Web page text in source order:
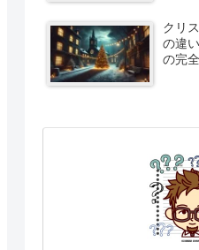
クリ
の違
の完